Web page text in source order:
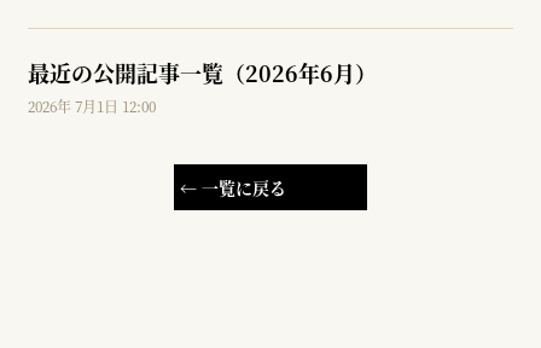
最近の公開記事一覧（2026年6月）
2026年 7月1日 12:00
← 一覧に戻る